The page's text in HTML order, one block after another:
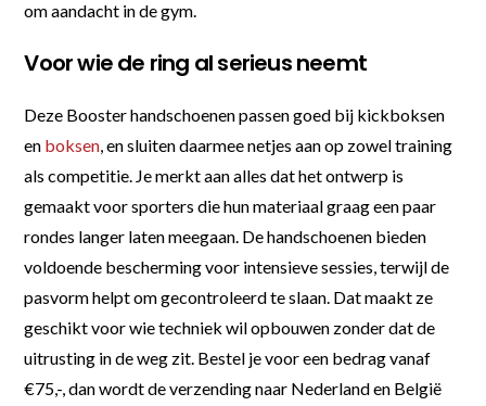
om aandacht in de gym.
Voor wie de ring al serieus neemt
Deze Booster handschoenen passen goed bij kickboksen
en boksen , en sluiten daarmee netjes aan op zowel training
als competitie. Je merkt aan alles dat het ontwerp is
gemaakt voor sporters die hun materiaal graag een paar
rondes langer laten meegaan. De handschoenen bieden
voldoende bescherming voor intensieve sessies, terwijl de
pasvorm helpt om gecontroleerd te slaan. Dat maakt ze
geschikt voor wie techniek wil opbouwen zonder dat de
uitrusting in de weg zit. Bestel je voor een bedrag vanaf
€75,-, dan wordt de verzending naar Nederland en België